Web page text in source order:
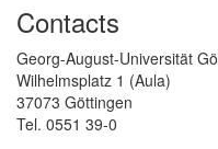
Contacts
Georg-August-Universität
Wilhelmsplatz 1 (Aula)
37073 Göttingen
Tel. 0551 39-0